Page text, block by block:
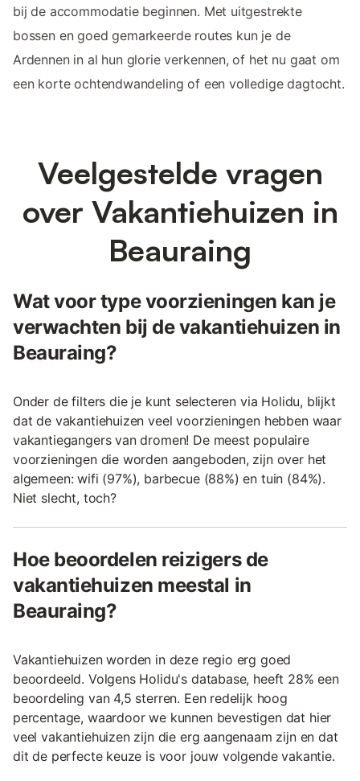
bij de accommodatie beginnen. Met uitgestrekte
bossen en goed gemarkeerde routes kun je de
Ardennen in al hun glorie verkennen, of het nu gaat om
een korte ochtendwandeling of een volledige dagtocht.
Veelgestelde vragen
over Vakantiehuizen in
Beauraing
Wat voor type voorzieningen kan je
verwachten bij de vakantiehuizen in
Beauraing?
Onder de filters die je kunt selecteren via Holidu, blijkt
dat de vakantiehuizen veel voorzieningen hebben waar
vakantiegangers van dromen! De meest populaire
voorzieningen die worden aangeboden, zijn over het
algemeen: wifi (97%), barbecue (88%) en tuin (84%).
Niet slecht, toch?
Hoe beoordelen reizigers de
vakantiehuizen meestal in
Beauraing?
Vakantiehuizen worden in deze regio erg goed
beoordeeld. Volgens Holidu's database, heeft 28% een
beoordeling van 4,5 sterren. Een redelijk hoog
percentage, waardoor we kunnen bevestigen dat hier
veel vakantiehuizen zijn die erg aangenaam zijn en dat
dit de perfecte keuze is voor jouw volgende vakantie.